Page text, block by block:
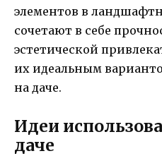
элементов в
сочетают в себе
эстетической
их идеальным
на даче.
Идеи
даче